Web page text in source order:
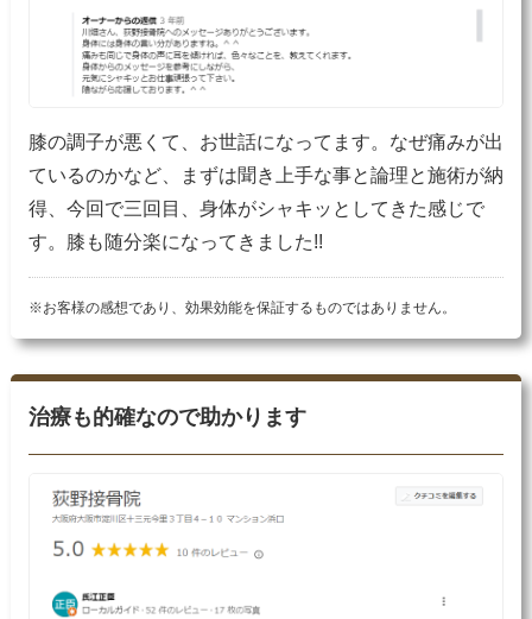
膝の調子が悪くて、お世話になってます。なぜ痛みが出
ているのかなど、まずは聞き上手な事と論理と施術が納
得、今回で三回目、身体がシャキッとしてきた感じで
す。膝も随分楽になってきました!!
※お客様の感想であり、効果効能を保証するものではありません。
治療も的確なので助かります